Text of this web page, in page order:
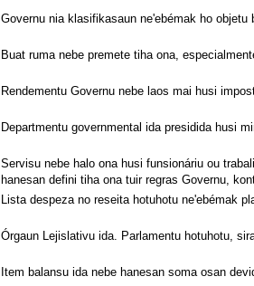
Governu nia klasifikasaun ne'ebémak ho
Buat ruma nebe premete tiha ona,
Rendementu Governu nebe laos mai husi
Departmentu governmental ida presidida husi
Servisu nebe halo ona husi funsionáriu ou
hanesan defini tiha ona tuir regras Governu,
Lista despeza no reseita hotuhotu ne'ebémak
Órgaun Lejislativu ida. Parlamentu hotuhotu,
Item balansu ida nebe hanesan soma osan